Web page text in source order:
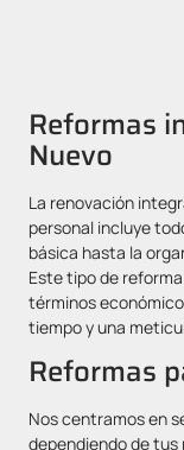
Reformas
Nuevo
La renovación
personal incluye
básica hasta la
Este tipo de
términos
tiempo y una
Reformas
Nos centramos en
dependiendo de tus